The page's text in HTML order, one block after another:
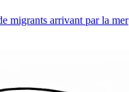
migrants arrivant par la mer